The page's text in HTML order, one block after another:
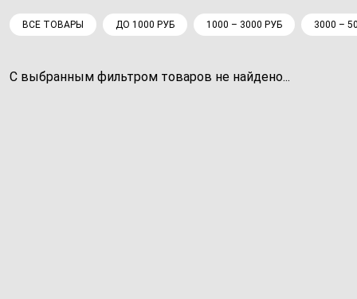
ВСЕ ТОВАРЫ ДО 1000 РУБ 1000 – 3000 РУБ 3000 –
С выбранным фильтром товаров не найдено...